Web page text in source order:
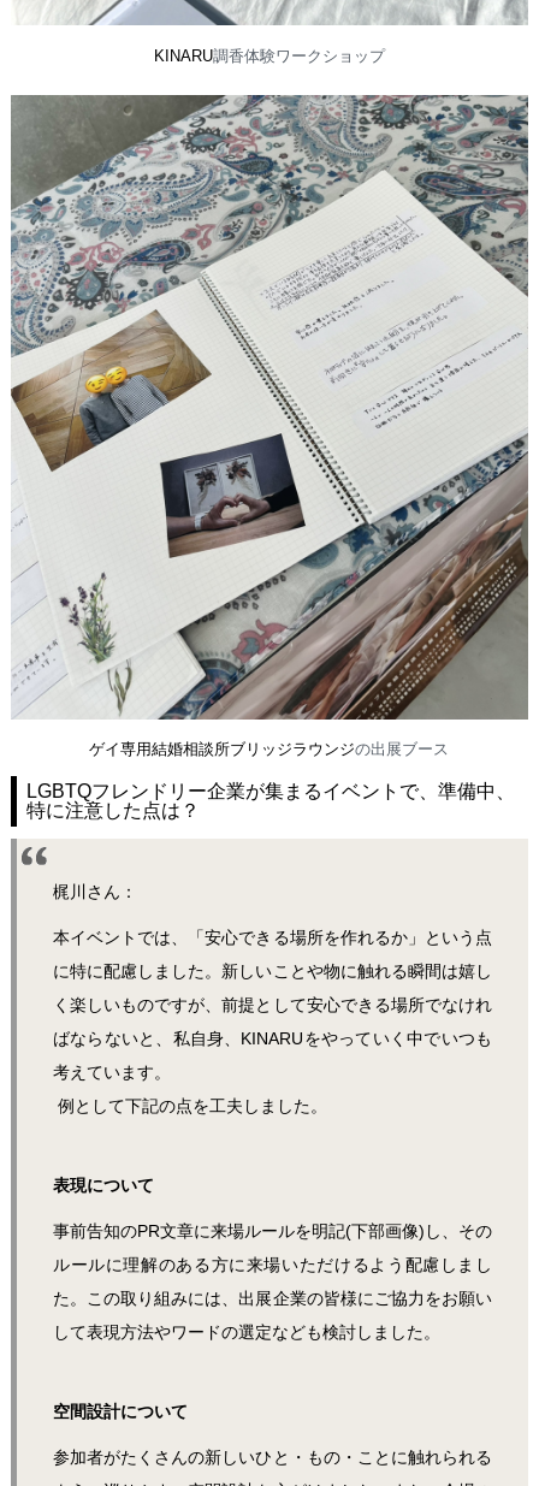
KINARU調香体験ワークショップ
ゲイ専用結婚相談所ブリッジラウンジの出展ブース
LGBTQフレンドリー企業が集まるイベントで、準備中、
特に注意した点は？
梶川さん：
本イベントでは、「安心できる場所を作れるか」という点
に特に配慮しました。新しいことや物に触れる瞬間は嬉し
く楽しいものですが、前提として安心できる場所でなけれ
ばならないと、私自身、KINARUをやっていく中でいつも
考えています。
例として下記の点を工夫しました。
表現について
事前告知のPR文章に来場ルールを明記(下部画像)し、その
ルールに理解のある方に来場いただけるよう配慮しまし
た。この取り組みには、出展企業の皆様にご協力をお願い
して表現方法やワードの選定なども検討しました。
空間設計について
参加者がたくさんの新しいひと・もの・ことに触れられる